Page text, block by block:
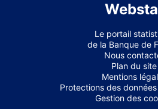
Le portail
de la Banque de
Nous
Plan du site
Mentions
Protections des
Gestion des